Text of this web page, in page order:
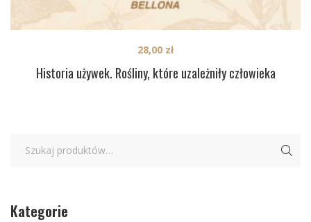
Historia używek. Rośliny, które uzależniły człowieka
28,00 zł
Kategorie